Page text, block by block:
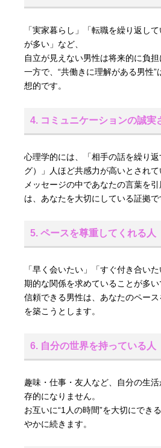
「実家暮らし」「転職を繰り返し
が多い」など、
自立が見えない男性は将来的に負担
一方で、“共働きに理解がある男性
想的です。
4. コミュニケーションの誠実
心理学的には、「相手の話を繰り
グ）」人ほど共感力が高いとされて
メッセージの中であなたの言葉を
は、あなたを大切にしている証拠で
5. ペースを尊重してくれる人
「早く会いたい」「すぐ付き合い
期的な関係を求めていることが多い
信頼できる男性は、あなたのペー
を築こうとします。
6. 自分の世界を持っている人
趣味・仕事・友人など、自分の生
存的になりません。
お互いに“1人の時間”を大切にでき
やかに続きます。